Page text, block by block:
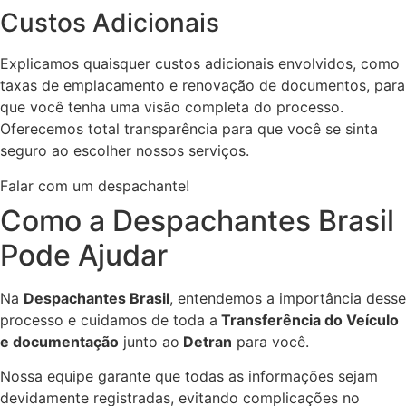
Custos Adicionais
Explicamos quaisquer custos adicionais envolvidos, como
taxas de emplacamento e renovação de documentos, para
que você tenha uma visão completa do processo.
Oferecemos total transparência para que você se sinta
seguro ao escolher nossos serviços.
Falar com um despachante!
Como a Despachantes Brasil
Pode Ajudar
Na Despachantes Brasil, entendemos a importância desse
processo e cuidamos de toda a Transferência do Veículo
e documentação junto ao Detran para você.
Nossa equipe garante que todas as informações sejam
devidamente registradas, evitando complicações no